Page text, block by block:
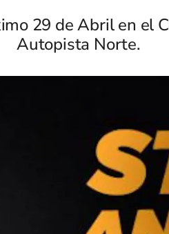
29 de Abril en el
Autopista Norte.